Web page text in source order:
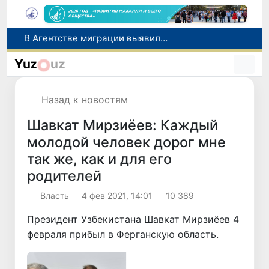
В Узбекистане с начала «Месячника благоустройства и милосердия в махаллях» выявлено около 350 экологических нарушений
В Навоийской области задержан гражданин Казахстана с 2 кг наркотического вещества
Yuz uz
Назад к новостям
Шавкат Мирзиёев: Каждый
молодой человек дорог мне
так же, как и для его
родителей
Власть 4 фев 2021, 14:01 10 389
Президент Узбекистана Шавкат Мирзиёев 4
февраля прибыл в Ферганскую область.